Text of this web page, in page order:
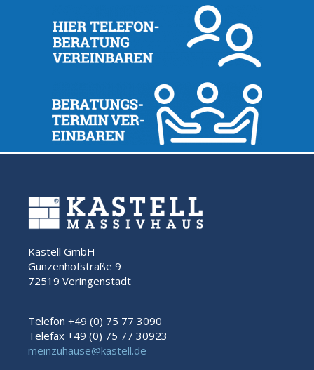
Kastell GmbH
Gunzenhofstraße 9
72519 Veringenstadt
Telefon +49 (0) 75 77 3090
Telefax +49 (0) 75 77 30923
meinzuhause@kastell.de